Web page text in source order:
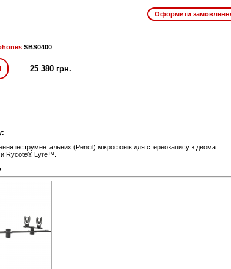
SBS0400
25 380 грн.
інструментальних (Pencil) мікрофонів для стереозапису з двома
Rycote® Lyre™.